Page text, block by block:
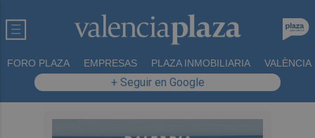
FORO PLAZA EMPRESAS PLAZA INMOBILIARIA VALÈNCIA
+ Seguir en Google